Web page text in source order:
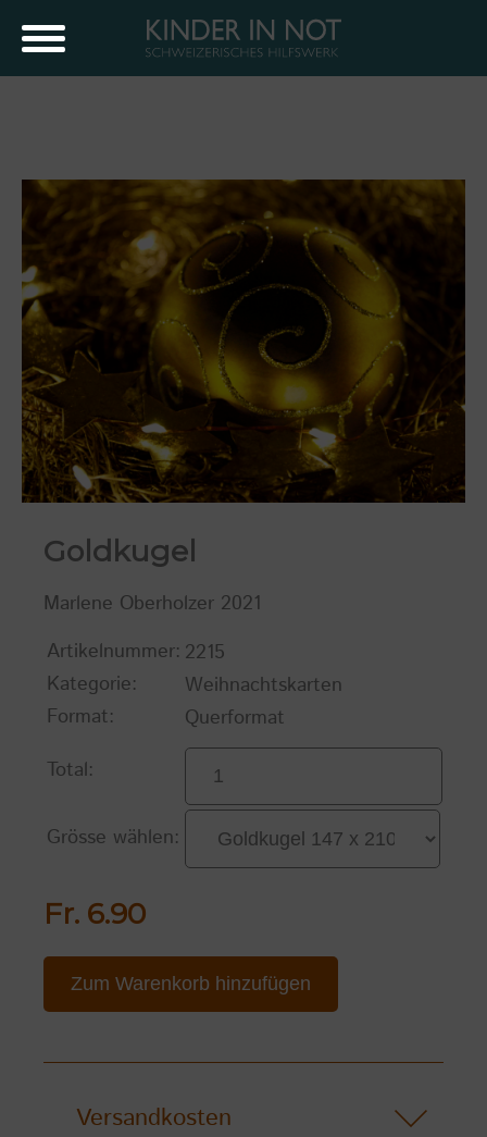
Goldkugel
Marlene Oberholzer 2021
Artikelnummer: 2215
Kategorie:
Weihnachtskarten
Format:
Querformat
Total:
Grösse wählen:
Fr. 6.90
Zum Warenkorb hinzufügen
Versandkosten